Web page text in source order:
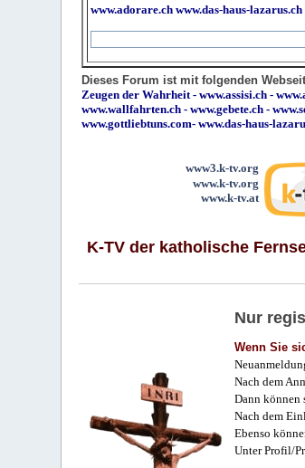
www.adorare.ch www.das-haus-lazarus.ch
Dieses Forum ist mit folgenden
Zeugen der Wahrheit-www.assisi.ch -
www.wallfahrten.ch -www.gebete.ch -
www.gottliebtuns.com-www.das-haus-
www3.k-tv.org
www.k-tv.org
www.k-tv.at
K-TV der katholische
Nur
Wenn Sie
Nach dem
Dann können
Nach dem
Ebenso
Unter Profil/